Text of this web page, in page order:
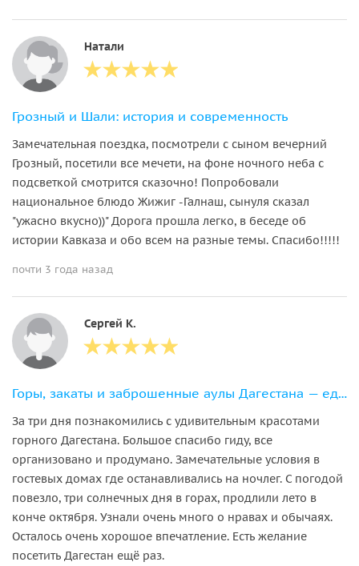
Натали
Грозный и Шали: история и современность
Замечательная поездка, посмотрели с сыном вечерний
Грозный, посетили все мечети, на фоне ночного неба с
подсветкой смотрится сказочно! Попробовали
национальное блюдо Жижиг -Галнаш, сынуля сказал
"ужасно вкусно))" Дорога прошла легко, в беседе об
истории Кавказа и обо всем на разные темы. Спасибо!!!!!
почти 3 года назад
Сергей К.
Горы, закаты и заброшенные аулы Дагестана — едем в горы на выходные
За три дня познакомились с удивительным красотами
горного Дагестана. Большое спасибо гиду, все
организовано и продумано. Замечательные условия в
гостевых домах где останавливались на ночлег. С погодой
повезло, три солнечных дня в горах, продлили лето в
конче октября. Узнали очень много о нравах и обычаях.
Осталось очень хорошое впечатление. Есть желание
посетить Дагестан ещё раз.